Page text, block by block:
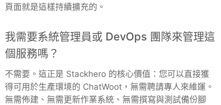
MySQL
Nextcloud
頁面就是這樣持續擴充的。
我需要系統管理員或 DevOps 團隊來管理這
個服務嗎？
不需要。這正是 Stackhero 的核心價值：您可以直接獲
得可用於生產環境的 ChatWoot，無需聘請專人來維運。
無需佈建、無需更新作業系統、無需撰寫與測試備份腳